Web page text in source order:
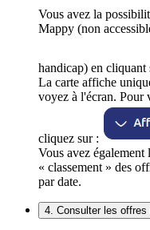
Vous avez la
Mappy (non
handicap) en cliquant
La carte affiche
voyez à l'écran. Pour
cliquez sur :
Vous avez
« classement » des
par date.
4. Consulter les